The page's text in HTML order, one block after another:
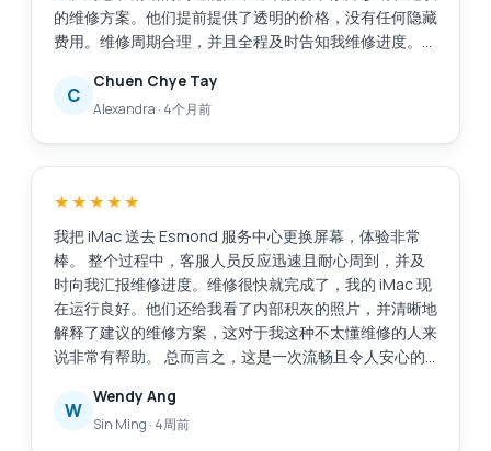
的维修方案。他们提前提供了透明的价格，没有任何隐藏
费用。维修周期合理，并且全程及时告知我维修进度。
升，系统重装后运行更加流畅，内部清洁也明显改善了性
能和散热。 总而言之，这次服务高效、可靠且专业。我
C
Chuen Chye Tay
Alexandra · 4个月前
★★★★★
我把 iMac 送去 Esmond 服务中心更换屏幕，体验非常
棒。 整个过程中，客服人员反应迅速且耐心周到，并及
时向我汇报维修进度。维修很快就完成了，我的 iMac 现
在运行良好。他们还给我看了内部积灰的照片，并清晰地
解释了建议的维修方案，这对于我这种不太懂维修的人来
说非常有帮助。 总而言之，这是一次流畅且令人安心的
W
Wendy Ang
Sin Ming · 4周前